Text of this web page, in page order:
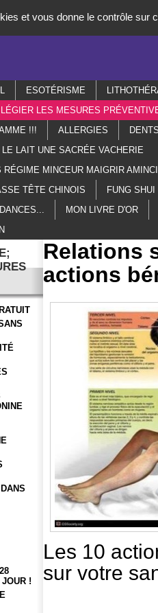
ESOTÉRISME
LES MESURES
!!!
ALLERGIES
LE LAIT UNE SACRÉE VACHERIE
MINCEUR MAIGRIR
TÊTE CHINOIS
FUNG SHUI
MON LIVRE D'OR
!
Relations
actions
Les 10
sur votre
et vous donne le contrôle sur